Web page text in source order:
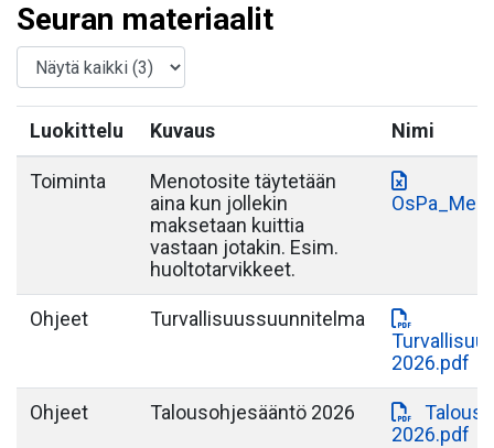
Seuran materiaalit
Luokittelu Kuvaus Nimi
Toiminta
Menotosite täytetään
aina kun jollekin
maksetaan kuittia
vastaan jotakin. Esim.
huoltotarvikkeet.
Ohjeet
Turvallisuussuunnitelma
2026.pdf
Ohjeet Talousohjesääntö 2026
2026.pdf